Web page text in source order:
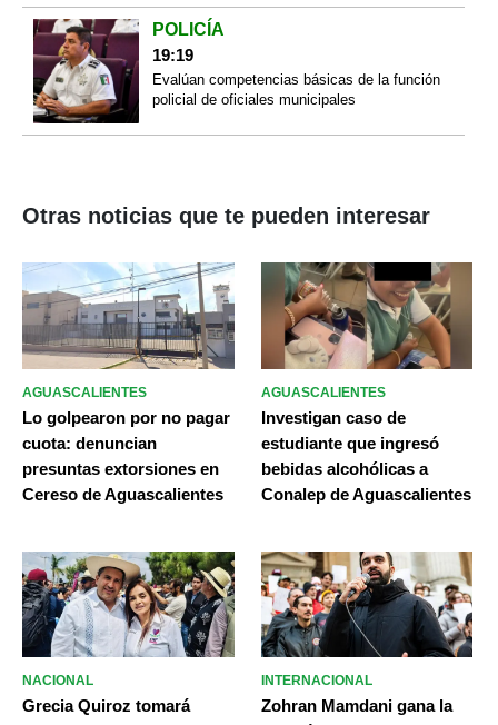
POLICÍA
19:19
Evalúan competencias básicas de la función
policial de oficiales municipales
Otras noticias que te pueden interesar
AGUASCALIENTES
Lo golpearon por no pagar
cuota: denuncian
presuntas extorsiones en
Cereso de Aguascalientes
AGUASCALIENTES
Investigan caso de
estudiante que ingresó
bebidas alcohólicas a
Conalep de Aguascalientes
NACIONAL
Grecia Quiroz tomará
INTERNACIONAL
Zohran Mamdani gana la